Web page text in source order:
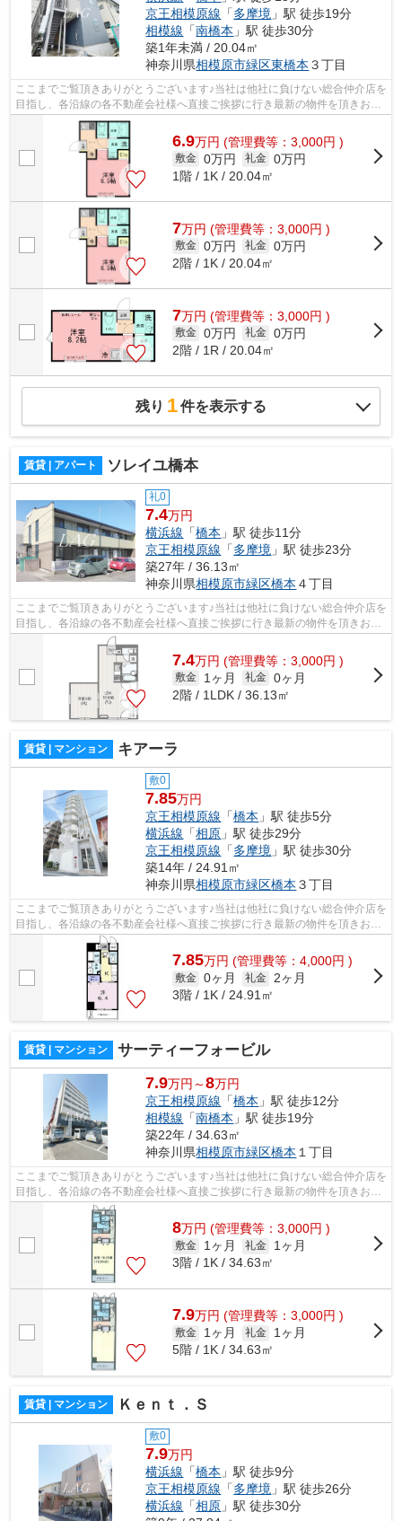
京王相模原線 「多摩境 」駅 徒歩19分
相模線 「南橋本 」駅 徒歩30分
築1年未満 / 20.04㎡
神奈川県相模原市緑区東橋本 ３丁目
ここまでご覧頂きありがとうございます♪当社は他社に負けない総合仲介店を
目指し、各沿線の各不動産会社様へ直接ご挨拶に行き最新の物件を頂きお客
様へ提供しております！最新の情報は...
6.9万円 (管理費等：3,000円 )
敷金 0万円 礼金 0万円
1階 / 1K / 20.04㎡
7万円 (管理費等：3,000円 )
敷金 0万円 礼金 0万円
2階 / 1K / 20.04㎡
7万円 (管理費等：3,000円 )
敷金 0万円 礼金 0万円
2階 / 1R / 20.04㎡
残り 1件を表示する
賃貸 | アパート ソレイユ橋本
礼0
7.4万円
横浜線 「橋本 」駅 徒歩11分
京王相模原線 「多摩境 」駅 徒歩23分
築27年 / 36.13㎡
神奈川県相模原市緑区橋本 ４丁目
ここまでご覧頂きありがとうございます♪当社は他社に負けない総合仲介店を
目指し、各沿線の各不動産会社様へ直接ご挨拶に行き最新の物件を頂きお客
様へ提供しております！最新の情報は...
7.4万円 (管理費等：3,000円 )
敷金 1ヶ月 礼金 0ヶ月
2階 / 1LDK / 36.13㎡
賃貸 | マンション キアーラ
敷0
7.85万円
京王相模原線 「橋本 」駅 徒歩5分
横浜線 「相原 」駅 徒歩29分
京王相模原線 「多摩境 」駅 徒歩30分
築14年 / 24.91㎡
神奈川県相模原市緑区橋本 ３丁目
ここまでご覧頂きありがとうございます♪当社は他社に負けない総合仲介店を
目指し、各沿線の各不動産会社様へ直接ご挨拶に行き最新の物件を頂きお客
様へ提供しております！最新の情報は...
7.85万円 (管理費等：4,000円 )
敷金 0ヶ月 礼金 2ヶ月
3階 / 1K / 24.91㎡
賃貸 | マンション サーティーフォービル
7.9万円～8万円
京王相模原線 「橋本 」駅 徒歩12分
相模線 「南橋本 」駅 徒歩19分
築22年 / 34.63㎡
神奈川県相模原市緑区橋本 １丁目
ここまでご覧頂きありがとうございます♪当社は他社に負けない総合仲介店を
目指し、各沿線の各不動産会社様へ直接ご挨拶に行き最新の物件を頂きお客
様へ提供しております！最新の情報は...
8万円 (管理費等：3,000円 )
敷金 1ヶ月 礼金
1ヶ月
3階 / 1K / 34.63㎡
7.9万円 (管理費等：3,000円 )
敷金 1ヶ月 礼金
1ヶ月
5階 / 1K / 34.63㎡
賃貸 | マンション Ｋｅｎｔ．Ｓ
敷0
7.9万円
横浜線 「橋本 」駅 徒歩9分
京王相模原線 「多摩境 」駅 徒歩26分
横浜線 「相原 」駅 徒歩30分